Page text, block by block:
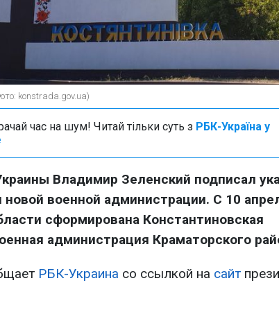
konstrada.gov.ua)
час на шум! Читай тільки суть з РБК-Україна у
Владимир Зеленский подписал
новой военной администрации. С 10
сформирована Константиновская
администрация Краматорского
РБК-Украина со ссылкой на сайт